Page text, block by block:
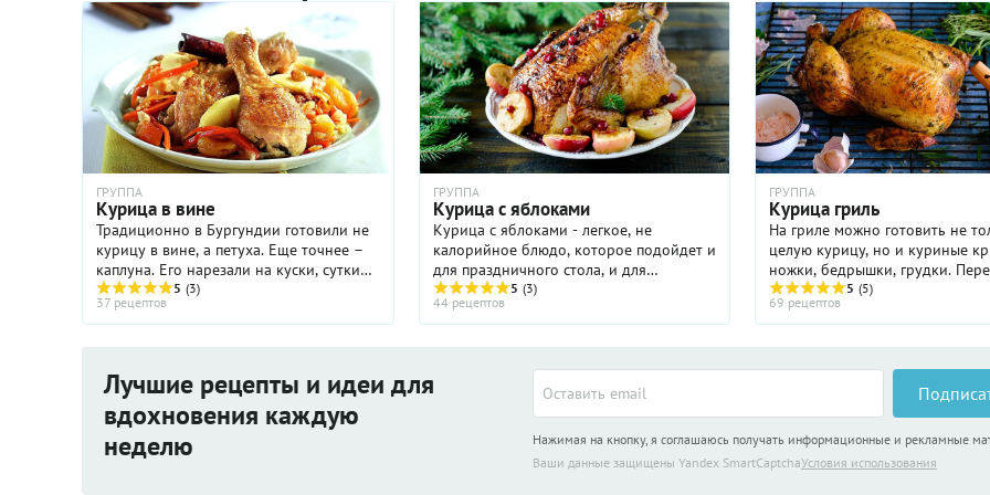
ГРУППА
Курица в вине
Традиционно в Бургундии готовили не
курицу в вине, а петуха. Еще точнее –
каплуна. Его нарезали на куски, сутки
мариновали в вине, в затем долго
тушили, чтобы мясо было мягкое и
ароматное. Вместе с ...
5 (3)
37 рецептов
ГРУППА
Курица с яблоками
Курица с яблоками - легкое, не
калорийное блюдо, которое подойдет и
для праздничного стола, и для
воскресного семейного обеда. И
готовится курица с яблоками очень
быстро, поэтому такое блюдо выручит
5 (3)
44 рецептов
ГРУППА
Курица гриль
На гриле можно готовить не
целую курицу, но и куриные
ножки, бедрышки, грудки.
приготовлением курицу
часа. Маринад может быть
сладковатый, пряный, ...
5 (5)
69 рецептов
Лучшие рецепты и идеи для
вдохновения каждую
неделю
Нажимая на кнопку, я соглашаюсь получать информационные и рекламные
Ваши данные защищены Yandex SmartCaptchaУсловия использования